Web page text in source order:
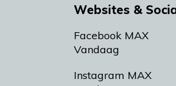
Websites &
Facebook MAX
Vandaag
Instagram MAX